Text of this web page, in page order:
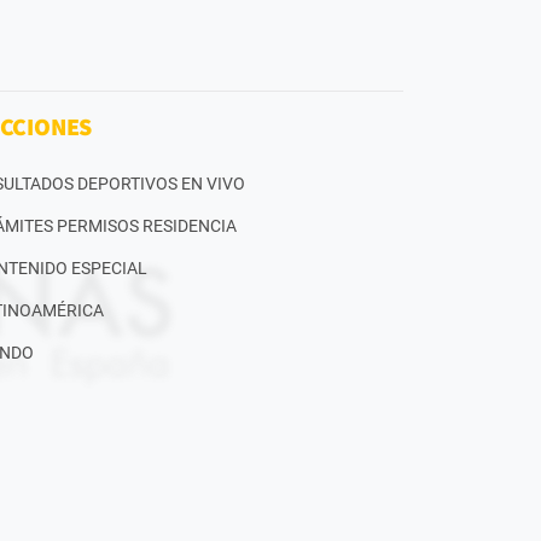
DEPORTIVOS EN VIVO
PERMISOS RESIDENCIA
ESPECIAL